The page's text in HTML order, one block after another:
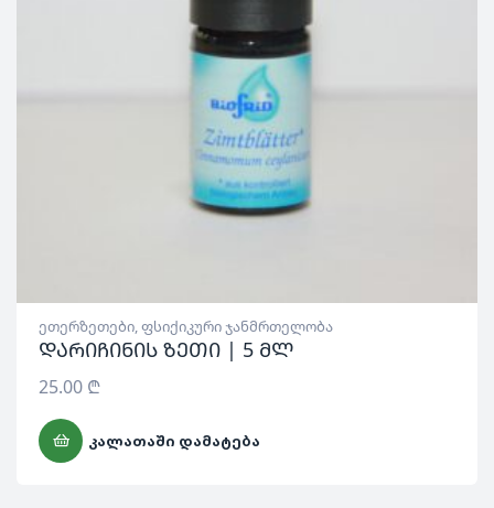
ეთერზეთები ფსიქიკური ჯანმრთელობა
დარიჩინის ზეთი | 5 მლ
25.00 ₾
ᲙᲐᲚᲐᲗᲐᲨᲘ ᲓᲐᲛᲐᲢᲔᲑᲐ